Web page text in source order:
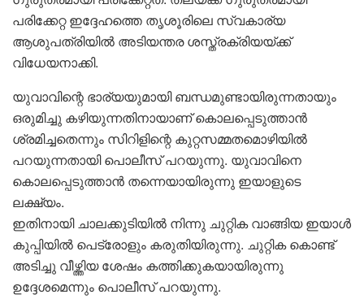
പരിക്കേറ്റ ഇദ്ദേഹത്തെ തൃശൂരിലെ സ്വകാര്യ
ആശുപത്രിയില്‍ അടിയന്തര ശസ്ത്രക്രിയയ്ക്ക്
വിധേയനാക്കി.
യുവാവിന്റെ ഭാര്യയുമായി ബന്ധമുണ്ടായിരുന്നതായും
ഒരുമിച്ചു കഴിയുന്നതിനായാണ് കൊലപ്പെടുത്താന്‍
ശ്രമിച്ചതെന്നും സിറിളിന്റെ കുറ്റസമ്മതമൊഴിയില്‍
പറയുന്നതായി പൊലീസ് പറയുന്നു. യുവാവിനെ
കൊലപ്പെടുത്താന്‍ തന്നെയായിരുന്നു ഇയാളുടെ
ലക്ഷ്യം.
ഇതിനായി ചാലക്കുടിയില്‍ നിന്നു ചുറ്റിക വാങ്ങിയ ഇയാള്‍
കുപ്പിയില്‍ പെട്രോളും കരുതിയിരുന്നു. ചുറ്റിക കൊണ്ട്
അടിച്ചു വീഴ്ത്തിയ ശേഷം കത്തിക്കുകയായിരുന്നു
ഉദ്ദേശമെന്നും പൊലീസ് പറയുന്നു.